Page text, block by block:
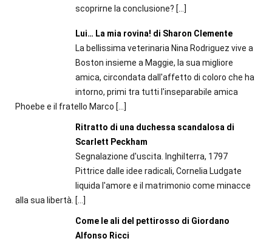
scoprirne la conclusione? […]
Lui… La mia rovina! di Sharon Clemente
La bellissima veterinaria Nina Rodriguez vive a
Boston insieme a Maggie, la sua migliore
amica, circondata dall'affetto di coloro che ha
intorno, primi tra tutti l'inseparabile amica
Phoebe e il fratello Marco […]
Ritratto di una duchessa scandalosa di
Scarlett Peckham
Segnalazione d'uscita. Inghilterra, 1797
Pittrice dalle idee radicali, Cornelia Ludgate
liquida l'amore e il matrimonio come minacce
alla sua libertà. […]
Come le ali del pettirosso di Giordano
Alfonso Ricci